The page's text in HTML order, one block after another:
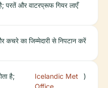
परतें और वाटरप्रूफ गियर लाएँ
कचरे का जिम्मेदारी से निपटान करें
है;
Icelandic Met
Office
)